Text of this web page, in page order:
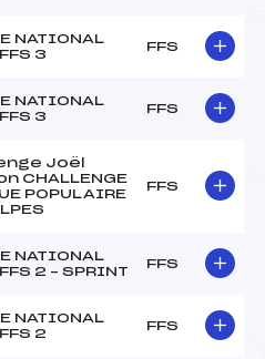
NATIONAL
3
FFS
NATIONAL
3
FFS
Joël
CHALLENGE
POPULAIRE
FFS
NATIONAL
2 – SPRINT
FFS
NATIONAL
2
FFS